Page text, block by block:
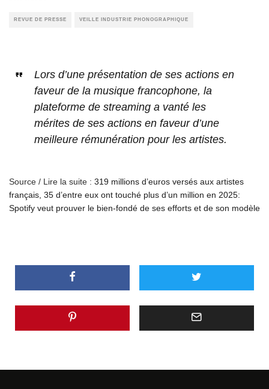
REVUE DE PRESSE VEILLE INDUSTRIE PHONOGRAPHIQUE
Lors d’une présentation de ses actions en
faveur de la musique francophone, la
plateforme de streaming a vanté les
mérites de ses actions en faveur d’une
meilleure rémunération pour les artistes.
Source / Lire la suite : 319 millions d’euros versés aux artistes
français, 35 d’entre eux ont touché plus d’un million en 2025:
Spotify veut prouver le bien-fondé de ses efforts et de son modèle